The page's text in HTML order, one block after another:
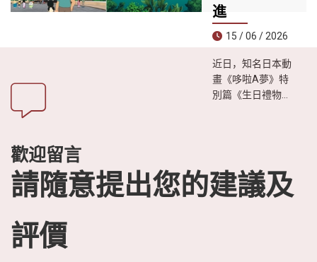
體驗、遠離喧囂生
活遊客的理想目的
地。
進
15 / 06 / 2026
近日，知名日本動
畫《哆啦A夢》特
別篇《生日禮物是
情節，展現越南迷
人的自然風光、豐
歡迎留言
請隨意提出您的建議及
評價